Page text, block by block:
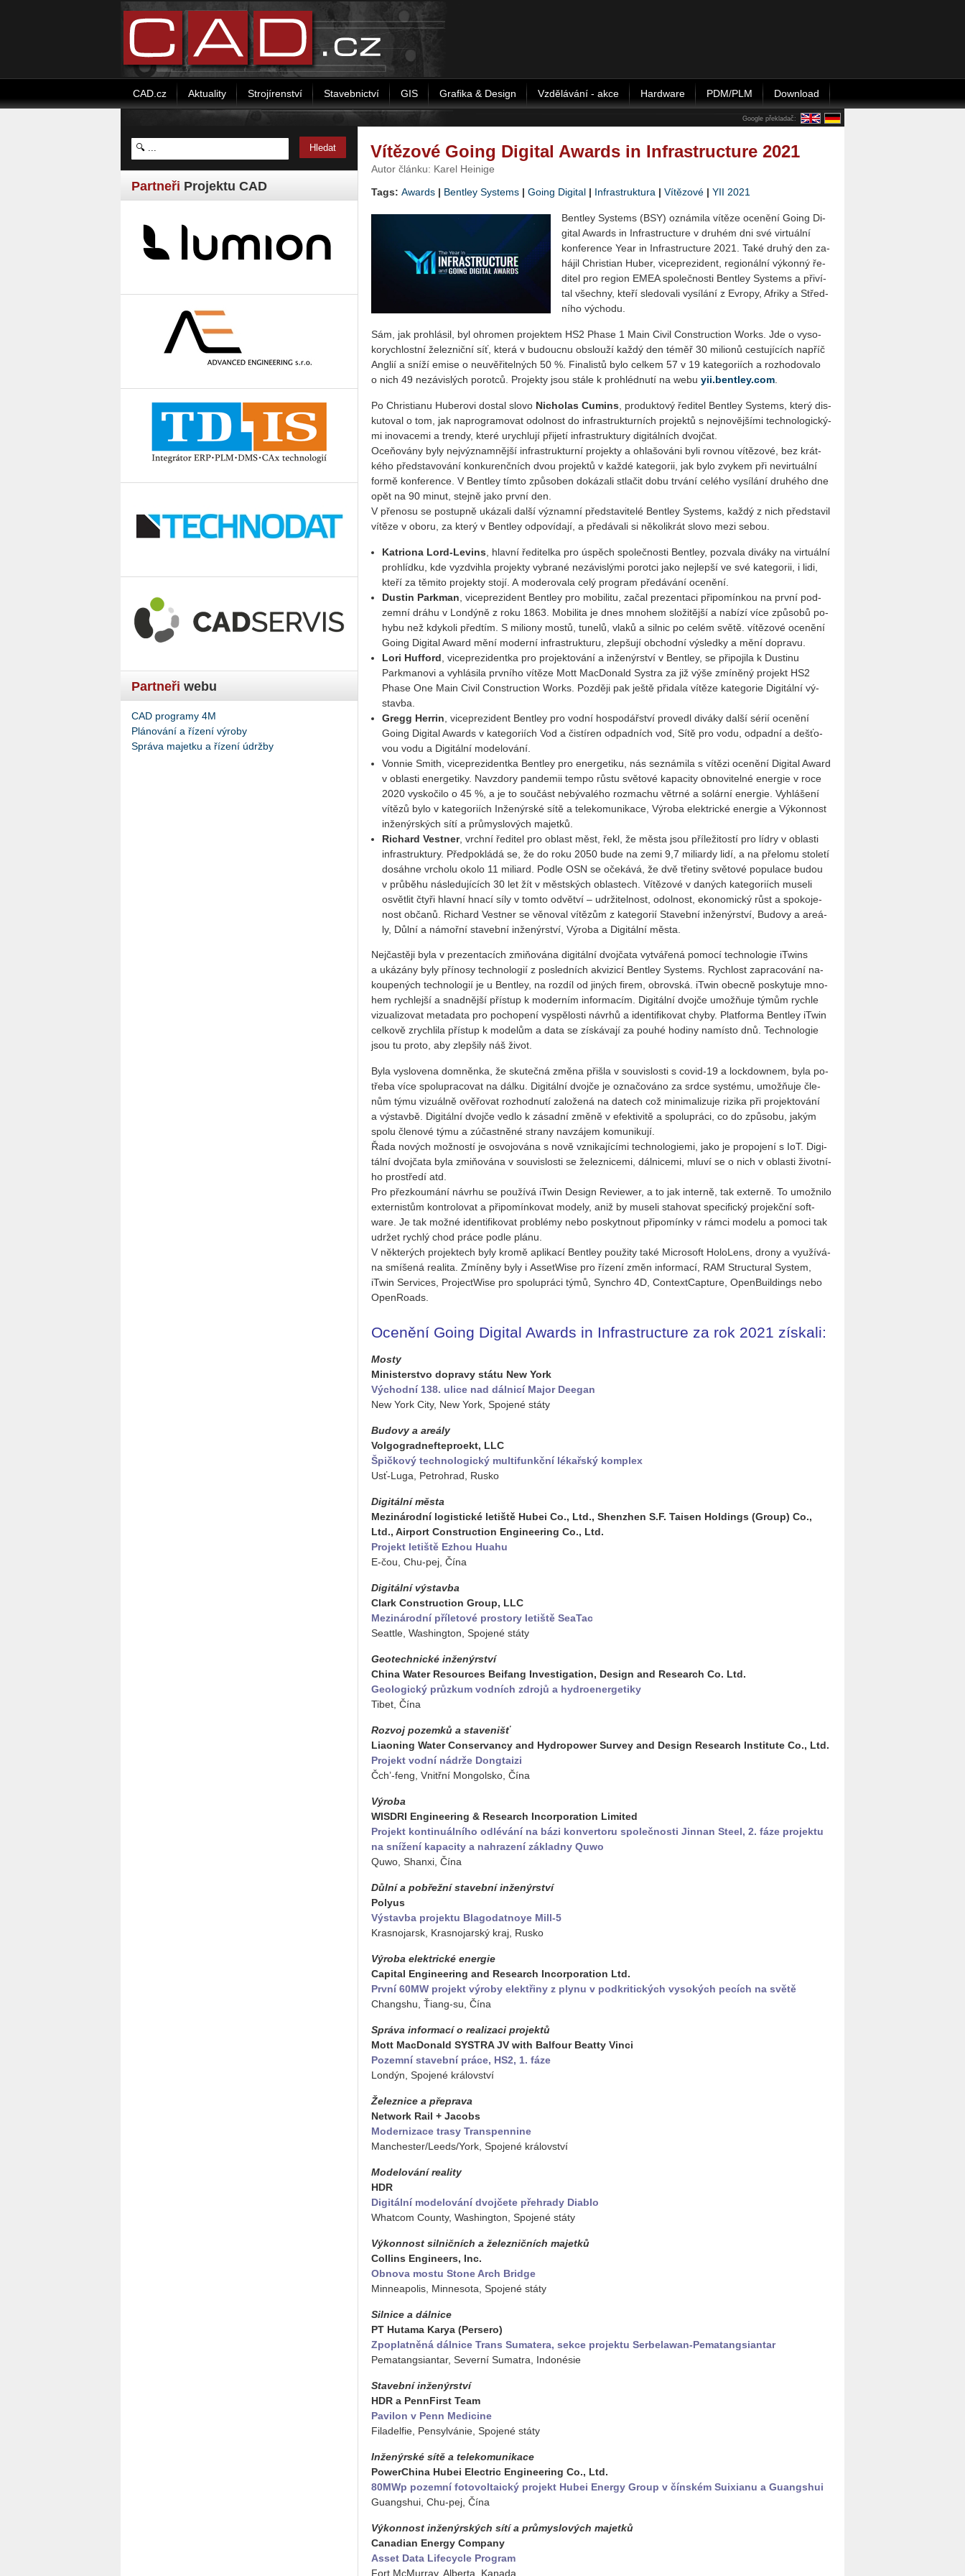
CAD.cz Aktuality Strojírenství Stavebnictví GIS Grafika & Design Vzdělávání - akce Hardware PDM/PLM Download
Google překladač:
Partneři Projektu CAD
Partneři webu
CAD programy 4M
Plánování a řízení výroby
Správa majetku a řízení údržby
Vítězové Going Digital Awards in Infrastructure 2021
Autor článku: Karel Heinige
Tags: Awards | Bentley Systems | Going Di­gi­tal | Infrastruktura | Vítězové | YII 2021
Bent­ley Sys­tems (BSY) ozná­mi­la ví­tě­ze oce­ně­ní Going Di­
gi­tal Awards in In­frastructu­re v dru­hém dni své vir­tu­ál­ní
kon­fe­ren­ce Year in In­frastructu­re 2021. Také druhý den za­
há­jil Chris­ti­an Huber, vi­ce­pre­zi­dent, re­gi­o­nál­ní vý­kon­ný ře­
di­tel pro re­gi­on EMEA spo­leč­nos­ti Bent­ley Sys­tems a při­ví­
tal všech­ny, kteří sle­do­va­li vy­sí­lá­ní z Ev­ro­py, Af­ri­ky a Střed­
ní­ho vý­cho­du.
Sám, jak pro­hlá­sil, byl ohro­men pro­jek­tem HS2 Phase 1 Main Civil Con­structi­on Works. Jde o vy­so­
ko­rych­lost­ní že­lez­nič­ní síť, která v bu­douc­nu ob­slou­ží každý den téměř 30 mi­li­o­nů ces­tu­jí­cích na­příč
An­g­lií a sníží emise o ne­u­vě­ři­tel­ných 50 %. Fi­na­lis­tů bylo cel­kem 57 v 19 ka­te­go­ri­ích a roz­ho­do­va­lo
o nich 49 ne­zá­vis­lých po­rot­ců. Pro­jek­ty jsou stále k pro­hléd­nu­tí na webu yii.​bentley.​com
Po Chris­ti­a­nu Hu­be­ro­vi do­stal slovo Ni­cho­las Cu­mins , pro­duk­to­vý ře­di­tel Bent­ley Sys­tems, který dis­
ku­to­val o tom, jak na­pro­gra­mo­vat odol­nost do in­frastruk­tur­ních pro­jek­tů s nej­no­věj­ší­mi tech­no­lo­gic­ký­
mi ino­va­ce­mi a tren­dy, které urych­lu­jí při­je­tí in­frastruk­tu­ry di­gi­tál­ních dvoj­čat.
Oceňovány byly nej­vý­znam­něj­ší in­frastruk­tur­ní pro­jek­ty a ohla­šo­vá­ni byli rov­nou ví­tě­zo­vé, bez krát­
ké­ho před­sta­vo­vá­ní kon­ku­renč­ních dvou pro­jek­tů v každé ka­te­go­rii, jak bylo zvy­kem při ne­vir­tu­ál­ní
formě kon­fe­ren­ce. V Bent­ley tímto způ­so­ben do­ká­za­li stla­čit dobu tr­vá­ní ce­lé­ho vy­sí­lá­ní dru­hé­ho dne
opět na 90 minut, stej­ně jako první den.
V pře­no­su se po­stup­ně uká­za­li další vý­znam­ní před­sta­vi­te­lé Bent­ley Sys­tems, každý z nich před­sta­vil
ví­tě­ze v oboru, za který v Bent­ley od­po­ví­da­jí, a pře­dá­va­li si ně­ko­li­krát slovo mezi sebou.
Ka­tri­o­na Lord-Le­vins , hlav­ní ře­di­tel­ka pro úspěch spo­leč­nos­ti Bent­ley, po­zva­la di­vá­ky na vir­tu­ál­ní
pro­hlíd­ku, kde vy­zdvih­la pro­jek­ty vy­bra­né ne­zá­vis­lý­mi po­rot­ci jako nej­lep­ší ve své ka­te­go­rii, i lidi,
kteří za tě­mi­to pro­jek­ty stojí. A mo­de­ro­va­la celý pro­gram pře­dá­vá­ní oce­ně­ní.
Dus­tin Parkman , vi­ce­pre­zi­dent Bent­ley pro mo­bi­li­tu, začal pre­zen­ta­ci při­po­mín­kou na první pod­
zem­ní dráhu v Lon­dýně z roku 1863. Mo­bi­li­ta je dnes mno­hem slo­ži­těj­ší a na­bí­zí více způ­sobů po­
hy­bu než kdy­ko­li před­tím. S mi­li­o­ny mostů, tu­ne­lů, vlaků a sil­nic po celém světě. ví­tě­zo­vé oce­ně­ní
Going Di­gi­tal Award mění mo­der­ní in­frastruk­tu­ru, zlep­šu­jí ob­chod­ní vý­sled­ky a mění do­pra­vu.
Lori Hu­f­ford , vi­ce­pre­zi­dent­ka pro pro­jek­to­vá­ní a in­že­nýr­ství v Bent­ley, se při­po­ji­la k Dus­ti­nu
Parkma­no­vi a vy­hlá­si­la prv­ní­ho ví­tě­ze Mott Ma­c­Do­nald Systra za již výše zmí­ně­ný pro­jekt HS2
Phase One Main Civil Con­structi­on Works. Poz­dě­ji pak ještě při­da­la ví­tě­ze ka­te­go­rie Di­gi­tál­ní vý­
stav­ba.
Gregg Herrin , vi­ce­pre­zi­dent Bent­ley pro vodní hos­po­dář­ství pro­ve­dl di­vá­ky další sérií oce­ně­ní
Going Di­gi­tal Awards v ka­te­go­ri­ích Vod a čis­tí­ren od­pad­ních vod, Sítě pro vodu, od­pad­ní a deš­ťo­
vou vodu a Di­gi­tál­ní mo­de­lo­vá­ní.
Von­nie Smith, vi­ce­pre­zi­dent­ka Bent­ley pro ener­ge­ti­ku, nás se­zná­mi­la s ví­tě­zi oce­ně­ní Di­gi­tal Award
v ob­las­ti ener­ge­ti­ky. Na­vzdo­ry pan­de­mii tempo růstu svě­to­vé ka­pa­ci­ty ob­no­vi­tel­né ener­gie v roce
2020 vy­sko­či­lo o 45 %, a je to sou­část ne­bý­va­lé­ho roz­ma­chu vě­tr­né a so­lár­ní ener­gie. Vy­hlá­še­ní
ví­tězů bylo v ka­te­go­ri­ích In­že­nýr­ské sítě a te­le­ko­mu­ni­ka­ce, Vý­ro­ba elek­tric­ké ener­gie a Vý­kon­nost
in­že­nýr­ských sítí a prů­mys­lo­vých ma­jet­ků.
Ri­chard Vest­ner, vrch­ní ře­di­tel pro ob­last měst, řekl, že města jsou pří­le­ži­tos­tí pro lídry v ob­las­ti
in­frastruk­tu­ry. Před­po­klá­dá se, že do roku 2050 bude na zemi 9,7 mi­li­ar­dy lidí, a na pře­lo­mu sto­le­tí
do­sáh­ne vr­cho­lu okolo 11 mi­li­ard. Podle OSN se oče­ká­vá, že dvě tře­ti­ny svě­to­vé po­pu­la­ce budou
v prů­bě­hu ná­sle­du­jí­cích 30 let žít v měst­ských ob­las­tech. Ví­tě­zo­vé v da­ných ka­te­go­ri­ích mu­se­li
osvět­lit čtyři hlav­ní hnací síly v tomto od­vět­ví – udr­ži­tel­nost, odol­nost, eko­no­mic­ký růst a spo­ko­je­
nost ob­ča­nů. Ri­chard Vest­ner se vě­no­val ví­tězům z ka­te­go­rií Sta­veb­ní in­že­nýr­ství, Bu­do­vy a are­á­
ly, Důlní a ná­moř­ní sta­veb­ní in­že­nýr­ství, Vý­ro­ba a Di­gi­tál­ní města.
Nej­čas­tě­ji byla v pre­zen­ta­cích zmiňována di­gi­tál­ní dvoj­ča­ta vy­tvá­ře­ná po­mo­cí tech­no­lo­gie iTwins
a uká­zá­ny byly pří­no­sy tech­no­lo­gií z po­sled­ních akvi­zi­cí Bent­ley Sys­tems. Rych­lost za­pra­co­vá­ní na­
kou­pe­ných tech­no­lo­gií je u Bent­ley, na roz­díl od ji­ných firem, ob­rov­ská. iTwin obec­ně po­sky­tu­je mno­
hem rych­lej­ší a snad­něj­ší pří­stup k mo­der­ním in­for­ma­cím. Di­gi­tál­ní dvoj­če umožňuje týmům rych­le
vi­zu­a­li­zo­vat me­ta­da­ta pro po­cho­pe­ní vy­spě­los­ti ná­vrhů a iden­ti­fi­ko­vat chyby. Plat­for­ma Bent­ley iTwin
cel­ko­vě zrych­li­la pří­stup k mo­de­lům a data se zís­ká­va­jí za pouhé ho­di­ny na­mís­to dnů. Tech­no­lo­gie
jsou tu proto, aby zlep­ši­ly náš život.
Byla vy­slo­ve­na do­mněn­ka, že sku­teč­ná změna při­šla v sou­vis­los­ti s covid-19 a loc­kdow­nem, byla po­
tře­ba více spo­lu­pra­co­vat na dálku. Di­gi­tál­ní dvoj­če je ozna­čo­vá­no za srdce sys­té­mu, umožňuje čle­
nům týmu vi­zu­ál­ně ově­řo­vat roz­hod­nu­tí za­lo­že­ná na da­tech což mi­ni­ma­li­zu­je ri­zi­ka při pro­jek­to­vá­ní
a vý­stav­bě. Di­gi­tál­ní dvoj­če vedlo k zá­sad­ní změně v efek­ti­vi­tě a spo­lu­prá­ci, co do způ­so­bu, jakým
spolu čle­no­vé týmu a zú­čast­ně­né stra­ny na­vzá­jem ko­mu­ni­ku­jí.
Řada no­vých mož­nos­tí je osvo­jo­vá­na s nově vzni­ka­jí­cí­mi tech­no­lo­gi­e­mi, jako je pro­po­je­ní s IoT. Di­gi­
tál­ní dvoj­ča­ta byla zmiňována v sou­vis­los­ti se že­lez­ni­ce­mi, dál­ni­ce­mi, mluví se o nich v ob­las­ti ži­vot­ní­
ho pro­stře­dí atd.
Pro pře­zkou­má­ní ná­vr­hu se po­u­ží­vá iTwin De­sign Re­viewer, a to jak in­ter­ně, tak ex­ter­ně. To umož­ni­lo
ex­ter­nis­tům kon­t­ro­lo­vat a při­po­mín­ko­vat mo­de­ly, aniž by mu­se­li sta­ho­vat spe­ci­fic­ký pro­jekč­ní soft­
ware. Je tak možné iden­ti­fi­ko­vat pro­blémy nebo po­skyt­nout při­po­mín­ky v rámci mo­de­lu a po­mo­ci tak
udr­žet rych­lý chod práce podle plánu.
V ně­kte­rých pro­jek­tech byly kromě apli­ka­cí Bent­ley po­u­ži­ty také Micro­soft Ho­lo­Lens, drony a vy­u­ží­vá­
na smí­še­ná re­a­li­ta. Zmí­ně­ny byly i As­se­tWi­se pro ří­ze­ní změn in­for­ma­cí, RAM Structu­ral Sys­tem,
iTwin Ser­vi­ces, Pro­jectWi­se pro spo­lu­prá­ci týmů, Syn­chro 4D, Con­text­Cap­tu­re, OpenBu­il­dings nebo
Ope­nRoads.
Oce­ně­ní Going Di­gi­tal Awards in In­frastructu­re za rok 2021 zís­ka­li:
Mosty
Mi­nis­ter­stvo do­pra­vy státu New York
Vý­chod­ní 138. ulice nad dál­ni­cí Major De­e­gan
New York City, New York, Spo­je­né státy
Bu­do­vy a are­á­ly
Vol­go­grad­nef­te­pro­ekt, LLC
Špič­ko­vý tech­no­lo­gic­ký mul­ti­funkč­ní lé­kař­ský kom­plex
Usť-Luga, Pe­t­ro­hrad, Rusko
Di­gi­tál­ní města
Me­zi­ná­rod­ní lo­gis­tic­ké le­tiš­tě Hubei Co., Ltd., Shen­zhen S.F. Tai­sen Hol­dings (Group) Co.,
Ltd., Ai­r­port Con­structi­on En­gi­nee­ring Co., Ltd.
Pro­jekt le­tiš­tě Ezhou Huahu
E-čou, Chu-pej, Čína
Di­gi­tál­ní vý­stav­ba
Clark Con­structi­on Group, LLC
Me­zi­ná­rod­ní pří­le­to­vé pro­sto­ry le­tiš­tě Se­a­Tac
Se­att­le, Wa­shing­ton, Spo­je­né státy
Ge­o­tech­nic­ké in­že­nýr­ství
China Water Re­sour­ces Be­i­fang In­ves­ti­gati­on, De­sign and Re­search Co. Ltd.
Ge­o­lo­gic­ký prů­zkum vod­ních zdro­jů a hyd­ro­ener­ge­ti­ky
Tibet, Čína
Roz­voj po­zem­ků a sta­ve­nišť
Li­a­o­ning Water Con­servan­cy and Hyd­ro­power Sur­vey and De­sign Re­search In­sti­tu­te Co., Ltd.
Pro­jekt vodní ná­dr­že Don­gtai­zi
Čch’-feng, Vnitř­ní Mon­gol­sko, Čína
Vý­ro­ba
WISDRI En­gi­nee­ring & Re­search In­cor­po­rati­on Li­mi­ted
Pro­jekt kon­ti­nu­ál­ní­ho od­lé­vá­ní na bázi kon­ver­to­ru spo­leč­nos­ti Jin­nan Steel, 2. fáze pro­jek­tu
na sní­že­ní ka­pa­ci­ty a na­hra­ze­ní zá­klad­ny Quwo
Quwo, Sha­nxi, Čína
Důlní a po­břež­ní sta­veb­ní in­že­nýr­ství
Po­ly­us
Vý­stav­ba pro­jek­tu Bla­go­dat­noye Mill-5
Kras­nojar­sk, Kras­nojar­ský kraj, Rusko
Vý­ro­ba elek­tric­ké ener­gie
Ca­pi­tal En­gi­nee­ring and Re­search In­cor­po­rati­on Ltd.
První 60MW pro­jekt vý­ro­by elektři­ny z plynu v pod­kri­tic­kých vy­so­kých pe­cích na světě
Chan­gshu, Ťiang-su, Čína
Sprá­va in­for­ma­cí o re­a­li­za­ci pro­jek­tů
Mott Ma­c­Do­nald SYSTRA JV with Bal­four Be­at­ty Vinci
Po­zem­ní sta­veb­ní práce, HS2, 1. fáze
Lon­dýn, Spo­je­né krá­lov­ství
Že­lez­ni­ce a pře­pra­va
Ne­twork Rail + Ja­cobs
Mo­der­ni­za­ce trasy Transpen­ni­ne
Man­ches­ter/Leeds/York, Spo­je­né krá­lov­ství
Mo­de­lo­vá­ní re­a­li­ty
HDR
Di­gi­tál­ní mo­de­lo­vá­ní dvoj­če­te pře­hra­dy Di­a­blo
What­com Coun­ty, Wa­shing­ton, Spo­je­né státy
Vý­kon­nost sil­nič­ních a že­lez­nič­ních ma­jet­ků
Col­lins En­gi­neers, Inc.
Ob­no­va mostu Stone Arch Bridge
Min­ne­a­po­lis, Min­ne­so­ta, Spo­je­né státy
Sil­ni­ce a dál­ni­ce
PT Hu­ta­ma Karya (Per­se­ro)
Zpo­plat­ně­ná dál­ni­ce Trans Su­mate­ra, sekce pro­jek­tu Ser­be­la­wan-Pe­ma­tan­g­si­an­tar
Pe­ma­tan­g­si­an­tar, Se­ver­ní Su­mat­ra, In­donésie
Sta­veb­ní in­že­nýr­ství
HDR a Penn­First Team
Pa­vi­lon v Penn Me­di­ci­ne
Fi­la­del­fie, Pen­syl­vá­nie, Spo­je­né státy
In­že­nýr­ské sítě a te­le­ko­mu­ni­ka­ce
Power­Chi­na Hubei Elect­ric En­gi­nee­ring Co., Ltd.
80MWp po­zem­ní fo­to­vol­taic­ký pro­jekt Hubei Ener­gy Group v čín­ském Su­i­xi­a­nu a Gu­an­gshui
Gu­an­gshui, Chu-pej, Čína
Vý­kon­nost in­že­nýr­ských sítí a prů­mys­lo­vých ma­jet­ků
Ca­na­di­an Ener­gy Com­pa­ny
Asset Data Li­fecycle Pro­gram
Fort Mc­Murray, Al­ber­ta, Ka­na­da